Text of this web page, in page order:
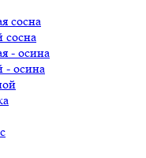
сосна
сосна
- осина
- осина